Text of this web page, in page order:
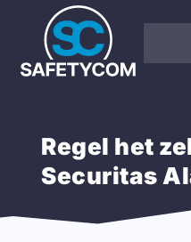
Regel het
Securitas